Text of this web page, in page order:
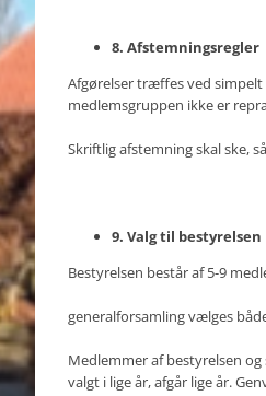
8. Afstemningsregler
Afgørelser træffes ved
medlemsgruppen ikke er
Skriftlig afstemning skal ske,
9.
Bestyrelsen består af 5-9
generalforsamling vælges
Medlemmer af bestyrelsen
valgt i lige år, afgår lige år.